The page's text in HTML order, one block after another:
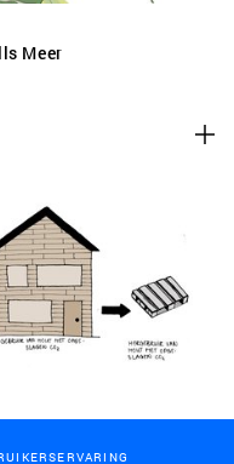
Meer